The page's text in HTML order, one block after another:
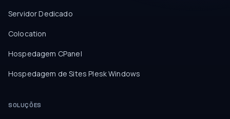
Servidor Dedicado
Colocation
Hospedagem CPanel
Hospedagem de Sites Plesk Windows
SOLUÇÕES